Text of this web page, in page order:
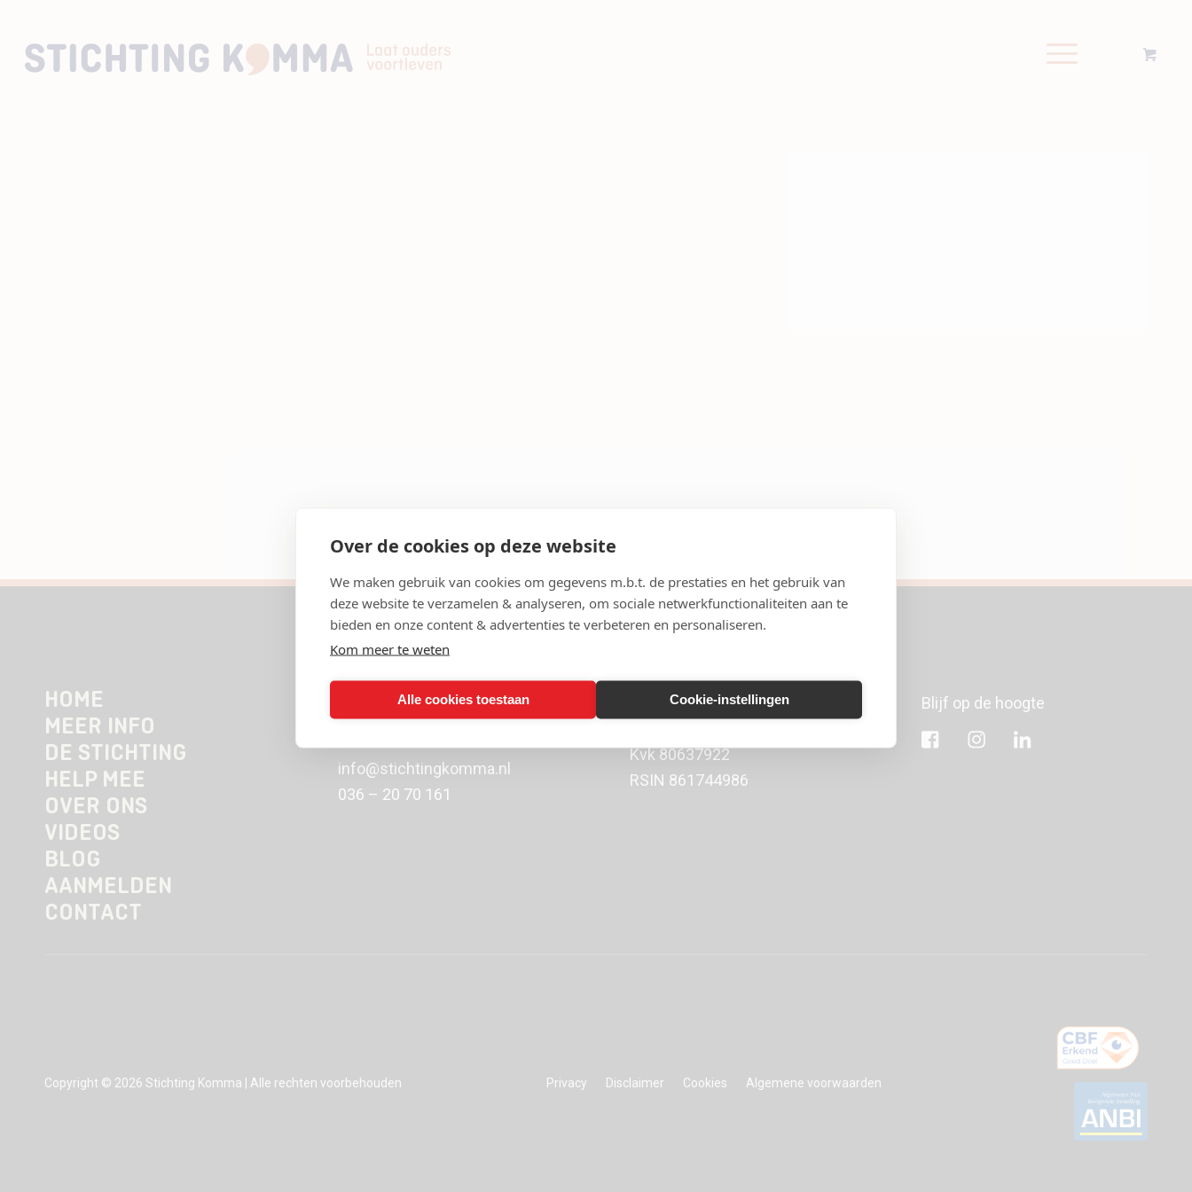
Over de cookies op deze website
We maken gebruik van cookies om gegevens m.b.t. de prestaties en het gebruik van
deze website te verzamelen & analyseren, om sociale netwerkfunctionaliteiten aan te
bieden en onze content & advertenties te verbeteren en personaliseren.
Kom meer te weten
Alle cookies toestaan Cookie-instellingen
HOME
MEER INFO
DE STICHTING
HELP MEE
OVER ONS
VIDEOS
BLOG
AANMELDEN
CONTACT
Transistorstraat 151
info@stichtingkomma.nl
036 – 20 70 161
NL15RABO0163192197
Kvk 80637922
RSIN 861744986
Blijf op de hoogte
Copyright © 2026 Stichting Komma | Alle rechten voorbehouden Privacy Disclaimer Cookies Algemene voorwaarden